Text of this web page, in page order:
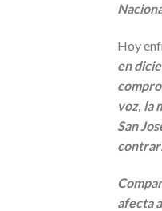
Hoy
en
voz, la
San
afecta